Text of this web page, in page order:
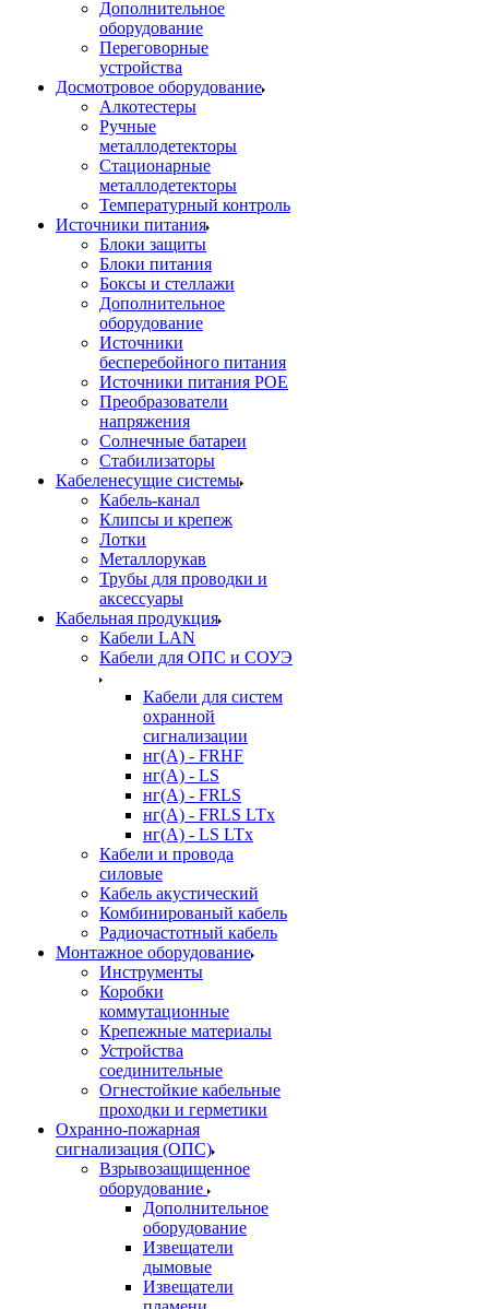
Дополнительное
оборудование
Переговорные
устройства
Досмотровое оборудование
Алкотестеры
Ручные
металлодетекторы
Стационарные
металлодетекторы
Температурный контроль
Источники питания
Блоки защиты
Блоки питания
Боксы и стеллажи
Дополнительное
оборудование
Источники
бесперебойного питания
Источники питания POE
Преобразователи
напряжения
Солнечные батареи
Стабилизаторы
Кабеленесущие системы
Кабель-канал
Клипсы и крепеж
Лотки
Металлорукав
Трубы для проводки и
аксессуары
Кабельная продукция
Кабели LAN
Кабели для ОПС и СОУЭ
Кабели для систем
охранной
сигнализации
нг(A) - FRHF
нг(A) - LS
нг(А) - FRLS
нг(А) - FRLS LTx
нг(А) - LS LTx
Кабели и провода
силовые
Кабель акустический
Комбинированый кабель
Радиочастотный кабель
Монтажное оборудование
Инструменты
Коробки
коммутационные
Крепежные материалы
Устройства
соединительные
Огнестойкие кабельные
проходки и герметики
Охранно-пожарная
сигнализация (ОПС)
Взрывозащищенное
оборудование
Дополнительное
оборудование
Извещатели
дымовые
Извещатели